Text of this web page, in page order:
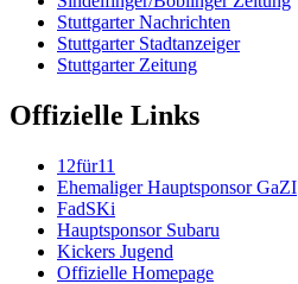
Stuttgarter Nachrichten
Stuttgarter Stadtanzeiger
Stuttgarter Zeitung
Offizielle Links
12für11
Ehemaliger Hauptsponsor GaZI
FadSKi
Hauptsponsor Subaru
Kickers Jugend
Offizielle Homepage